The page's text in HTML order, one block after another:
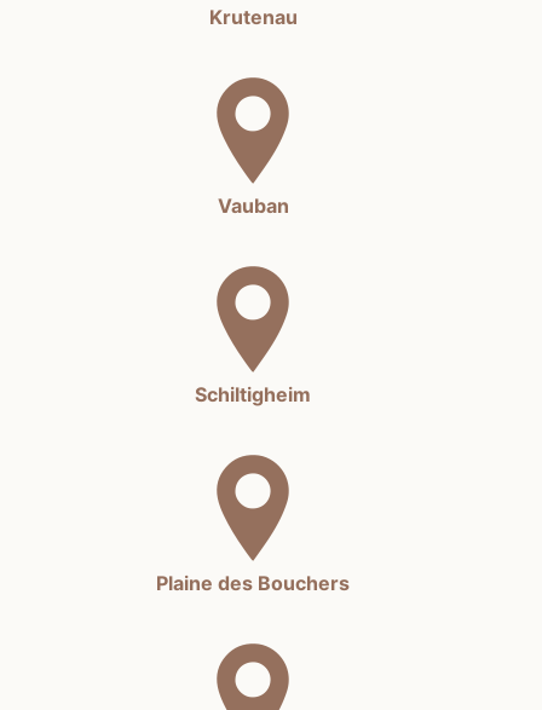
Krutenau
Vauban
Schiltigheim
Plaine des Bouchers